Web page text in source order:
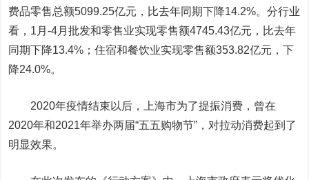
费品零售总额5099.25亿元，比去年同期下降14.2%。分行业
看，1月-4月批发和零售业实现零售额4745.43亿元，比去年
同期下降13.4%；住宿和餐饮业实现零售额353.82亿元，下
降24.0%。
2020年疫情结束以后，上海市为了提振消费，曾在
2020年和2021年举办两届“五五购物节”，对拉动消费起到了
明显效果。